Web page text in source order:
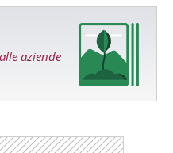
aziende